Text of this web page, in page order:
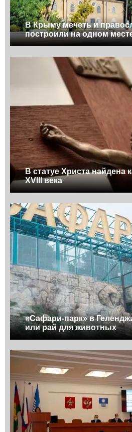
В Крыму мечеть и
построили на одном
В статуе Христа найдена
XVIII века
«Сафари-парк» в
или рай для животных